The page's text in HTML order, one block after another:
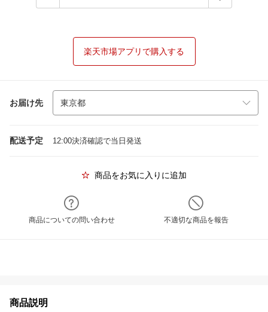
楽天市場アプリで購入する
お届け先
配送予定 12:00決済確認で当日発送
商品をお気に入りに追加
商品についての問い合わせ 不適切な商品を報告
商品説明